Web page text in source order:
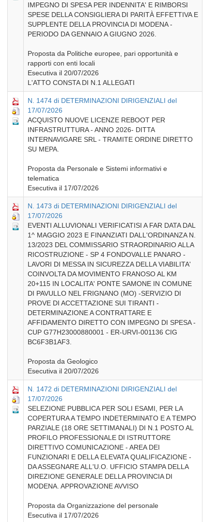
IMPEGNO DI SPESA PER INDENNITA' E RIMBORSI
SPESE DELLA CONSIGLIERA DI PARITÀ EFFETTIVA E
SUPPLENTE DELLA PROVINCIA DI MODENA -
PERIODO DA GENNAIO A GIUGNO 2026.
Proposta da Politiche europee, pari opportunità e
rapporti con enti locali
Esecutiva il 20/07/2026
L'ATTO CONSTA DI N.1 ALLEGATI
N. 1474 di DETERMINAZIONI DIRIGENZIALI del
17/07/2026
ACQUISTO NUOVE LICENZE REBOOT PER
INFRASTRUTTURA - ANNO 2026- DITTA
INTERNAVIGARE SRL - TRAMITE ORDINE DIRETTO
SU MEPA.
Proposta da Personale e Sistemi informativi e
telematica
Esecutiva il 17/07/2026
N. 1473 di DETERMINAZIONI DIRIGENZIALI del
17/07/2026
EVENTI ALLUVIONALI VERIFICATISI A FAR DATA DAL
1^ MAGGIO 2023 E FINANZIATI DALL'ORDINANZA N.
13/2023 DEL COMMISSARIO STRAORDINARIO ALLA
RICOSTRUZIONE - SP 4 FONDOVALLE PANARO -
LAVORI DI MESSA IN SICUREZZA DELLA VIABILITA'
COINVOLTA DA MOVIMENTO FRANOSO AL KM
20+115 IN LOCALITA' PONTE SAMONE IN COMUNE
DI PAVULLO NEL FRIGNANO (MO) -SERVIZIO DI
PROVE DI ACCETTAZIONE SUI TIRANTI -
DETERMINAZIONE A CONTRATTARE E
AFFIDAMENTO DIRETTO CON IMPEGNO DI SPESA -
CUP G77H23000880001 - ER-URVI-001136 CIG
BC6F3B1AF3.
Proposta da Geologico
Esecutiva il 20/07/2026
N. 1472 di DETERMINAZIONI DIRIGENZIALI del
17/07/2026
SELEZIONE PUBBLICA PER SOLI ESAMI, PER LA
COPERTURA A TEMPO INDETERMINATO E A TEMPO
PARZIALE (18 ORE SETTIMANALI) DI N.1 POSTO AL
PROFILO PROFESSIONALE DI ISTRUTTORE
DIRETTIVO COMUNICAZIONE - AREA DEI
FUNZIONARI E DELLA ELEVATA QUALIFICAZIONE -
DA ASSEGNARE ALL'U.O. UFFICIO STAMPA DELLA
DIREZIONE GENERALE DELLA PROVINCIA DI
MODENA. APPROVAZIONE AVVISO
Proposta da Organizzazione del personale
Esecutiva il 17/07/2026